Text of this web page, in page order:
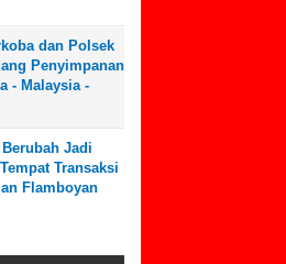
dan Polsek
Penyimpanan
- Malaysia -
Jadi
Transaksi
Flamboyan